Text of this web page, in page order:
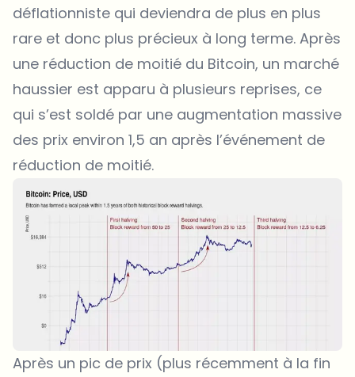
déflationniste qui deviendra de plus en plus
rare et donc plus précieux à long terme. Après
une réduction de moitié du Bitcoin, un marché
haussier est apparu à plusieurs reprises, ce
qui s’est soldé par une augmentation massive
des prix environ 1,5 an après l’événement de
réduction de moitié.
Après un pic de prix (plus récemment à la fin